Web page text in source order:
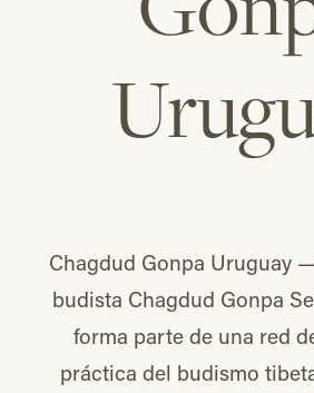
Chagdud Gonpa Uruguay
budista Chagdud Gonpa
forma parte de una red
práctica del budismo